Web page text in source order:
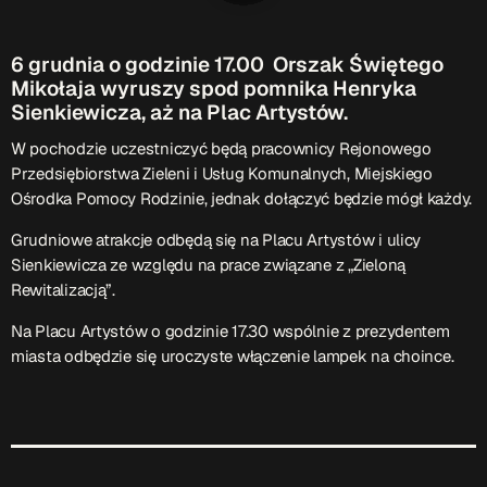
O nas keyboard_arrow_down
EKIPA
Rekrutacja Fraszka
Podcasty
Przydatne linki
Strona UJK
Klub WSPAK
Wirtualna Uczelnia
6 grudnia o godzinie 17.00 Orszak Świętego
Mikołaja wyruszy spod pomnika Henryka
Sienkiewicza, aż na Plac Artystów.
W pochodzie uczestniczyć będą pracownicy Rejonowego
Przedsiębiorstwa Zieleni i Usług Komunalnych, Miejskiego
Ośrodka Pomocy Rodzinie, jednak dołączyć będzie mógł każdy.
Grudniowe atrakcje odbędą się na Placu Artystów i ulicy
Sienkiewicza ze względu na prace związane z „Zieloną
Rewitalizacją”.
Na Placu Artystów o godzinie 17.30 wspólnie z prezydentem
miasta odbędzie się uroczyste włączenie lampek na choince.